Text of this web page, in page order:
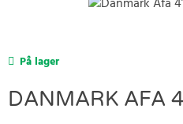
På lager
DANMARK AFA